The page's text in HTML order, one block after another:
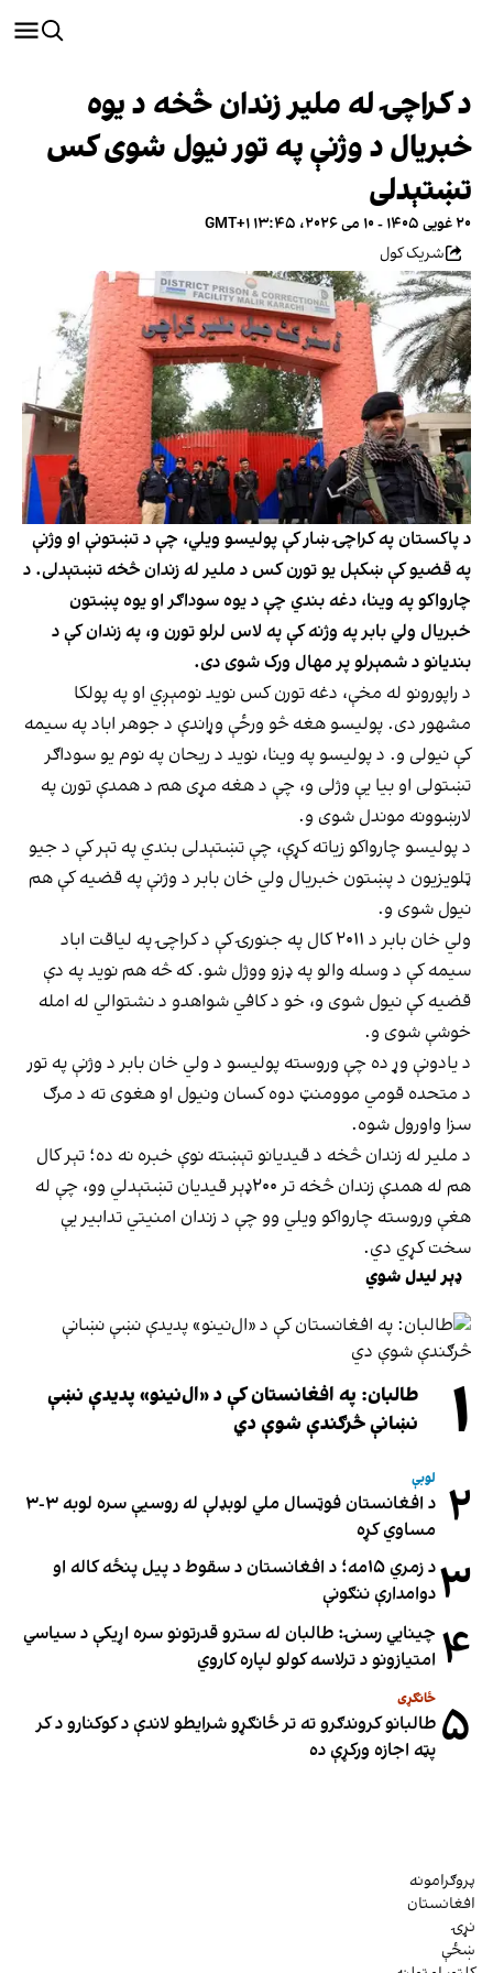
د کراچۍ له ملیر زندان څخه د یوه
خبریال د وژنې په تور نیول شوی کس
تښتېدلی
۲۰ غویی ۱۴۰۵ - ۱۰ می ۲۰۲۶، ۱۳:۴۵ GMT+۱
شریک کول
د پاکستان په کراچۍ ښار کې پولیسو ویلي، چې د تښتونې او وژنې
په قضیو کې ښکېل یو تورن کس د ملیر له زندان څخه تښتېدلی. د
چارواکو په وینا، دغه بندي چې د یوه سوداګر او یوه پښتون
خبریال ولي بابر په وژنه کې په لاس لرلو تورن و، په زندان کې د
بندیانو د شمېرلو پر مهال ورک شوی دی.
د راپورونو له مخې، دغه تورن کس نوید نومېږي او په پولکا
مشهور دی. پولیسو هغه څو ورځې وړاندې د جوهر اباد په سیمه
کې نیولی و. د پولیسو په وینا، نوید د ریحان په نوم یو سوداګر
تښتولی او بیا یې وژلی و، چې د هغه مړی هم د همدې تورن په
لارښوونه موندل شوی و.
د پولیسو چارواکو زیاته کړې، چې تښتېدلی بندي په تېر کې د جیو
ټلویزیون د پښتون خبریال ولي خان بابر د وژنې په قضیه کې هم
نیول شوی و.
ولي خان بابر د ۲۰۱۱ کال په جنورۍ کې د کراچۍ په لیاقت اباد
سیمه کې د وسله والو په ډزو ووژل شو. که څه هم نوید په دې
قضیه کې نیول شوی و، خو د کافي شواهدو د نشتوالي له امله
خوشې شوی و.
د یادونې وړ ده چې وروسته پولیسو د ولي خان بابر د وژنې په تور
د متحده قومي موومنټ دوه کسان ونیول او هغوی ته د مرګ
سزا واورول شوه.
د ملیر له زندان څخه د قیدیانو تېښته نوې خبره نه ده؛ تېر کال
هم له همدې زندان څخه تر ۲۰۰ډېر قیدیان تښتېدلي وو، چې له
هغې وروسته چارواکو ویلي وو چې د زندان امنیتي تدابیر یې
سخت کړي دي.
ډېر لیدل شوي
۱
طالبان: په افغانستان کې د «ال‌نینو» پدیدې نښې
نښانې څرګندې شوې دي
۲ لوبې
د افغانستان فوټسال ملي لوبډلې له روسیې سره لوبه ۳-۳
مساوي کړه
۳
د زمري ۱۵مه؛ د افغانستان د سقوط د پیل پنځه کاله او
دوامدارې ننګونې
۴ چینایي رسنۍ: طالبان له سترو قدرتونو سره اړیکې د سیاسي
امتیازونو د ترلاسه کولو لپاره کاروي
۵ ځانګړی
طالبانو کروندګرو ته تر ځانګړو شرایطو لاندې د کوکنارو د کر
پټه اجازه ورکړې ده
پروګرامونه
افغانستان
نړۍ
ښځې